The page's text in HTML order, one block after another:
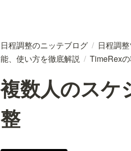
日程調整のニッテブログ / 日程調
能、使い方を徹底解説 / TimeRex
複数人のスケ
整